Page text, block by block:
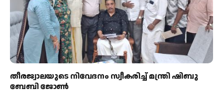
തീരജ്വാലയുടെ നിവേദനം സ്വീകരിച്ച് മന്ത്രി ഷിബു
ബേബി ജോൺ